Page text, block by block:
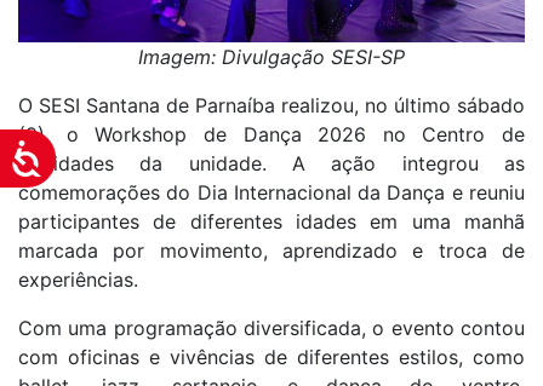
Acessibilidade
Imagem: Divulgação SESI-SP
O SESI Santana de Parnaíba realizou, no último sábado
(9), o Workshop de Dança 2026 no Centro de
Atividades da unidade. A ação integrou as
comemorações do Dia Internacional da Dança e reuniu
participantes de diferentes idades em uma manhã
marcada por movimento, aprendizado e troca de
experiências.
Com uma programação diversificada, o evento contou
com oficinas e vivências de diferentes estilos, como